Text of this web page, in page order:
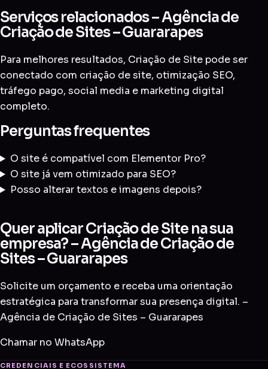
Serviços relacionados – Agência de
Criação de Sites – Guararapes
Para melhores resultados, Criação de Site pode ser
conectado com criação de site, otimização SEO,
tráfego pago, social media e marketing digital
completo.
Perguntas frequentes
O site é compatível com Elementor Pro?
O site já vem otimizado para SEO?
Posso alterar textos e imagens depois?
Quer aplicar Criação de Site na sua
empresa? – Agência de Criação de
Sites – Guararapes
Solicite um orçamento e receba uma orientação
estratégica para transformar sua presença digital. –
Agência de Criação de Sites – Guararapes
Chamar no WhatsApp
CREDENCIAIS E ECOSSISTEMA